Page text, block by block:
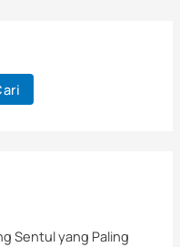
Sentul yang Paling